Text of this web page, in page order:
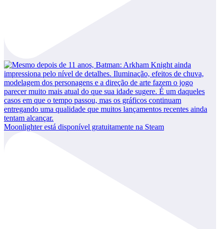
Moonlighter está disponível gratuitamente na Steam